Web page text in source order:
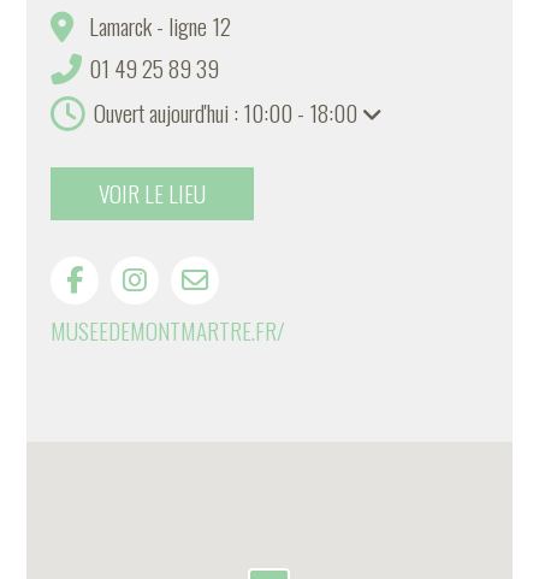
Lamarck - ligne 12
01 49 25 89 39
Ouvert aujourd'hui : 10:00 - 18:00
VOIR LE LIEU
MUSEEDEMONTMARTRE.FR/